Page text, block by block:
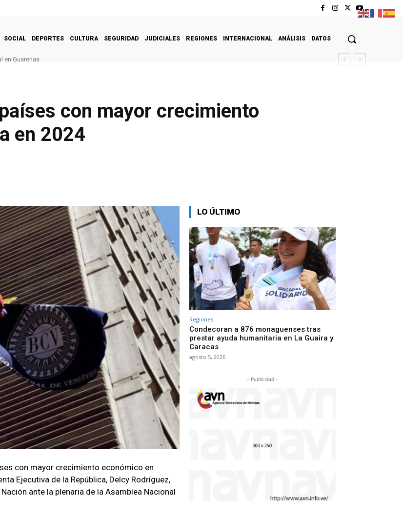
SOCIAL DEPORTES CULTURA SEGURIDAD JUDICIALES REGIONES INTERNACIONAL ANÁLISIS DATOS
en Guarenas
con mayor crecimiento
en 2024
con mayor crecimiento económico en
Ejecutiva de la República, Delcy Rodríguez,
ante la plenaria de la Asamblea Nacional
LO ÚLTIMO
Regiones
Condecoran a 876 monaguenses tras
prestar ayuda humanitaria en La Guaira y
Caracas
agosto 5, 2026
- Publicidad -